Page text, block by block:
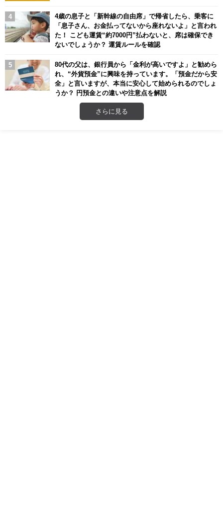
4歳の息子と「新幹線の自由席」で帰省したら、乗客に
「息子さん、お金払ってないから座れないよ」と言われ
た！ こども運賃“約7000円”払わないと、席は確保でき
ないでしょうか？ 運賃ルールを確認
80代の父は、銀行員から「金利が高いですよ」と勧めら
れ、“外貨預金”に興味を持っています。「預金だから安
全」と言いますが、本当に安心して始められるのでしょ
うか？ 円預金との違いや注意点を解説
さらに見る